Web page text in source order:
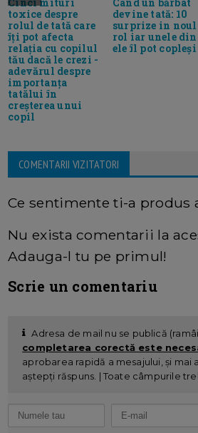
toxice despre
rolul de tată care
îți pot afecta
relația cu copilul
tău dacă le crezi -
adevărul despre
importanța
tatălui în
creșterea unui
copil
devine tată: 10
surprize in noul
rol iar unele din
ele îl pot copleși
COMENTARII VIZITATORI
Ce sentimente ti-a produs
Nu exista comentarii la
Adauga-l tu pe primul!
Scrie un comentariu
Adresa de mail nu se publică
completarea corectă este
aprobarea rapidă a mesajului, și mai
aștepți răspuns. | Toate câmpurile